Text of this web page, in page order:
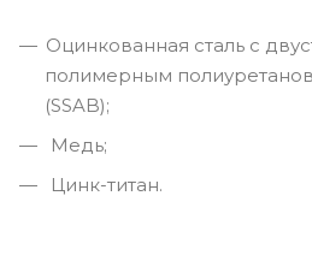
Оцинкованная сталь с
полимерным
(SSAB);
Медь;
Цинк-титан.